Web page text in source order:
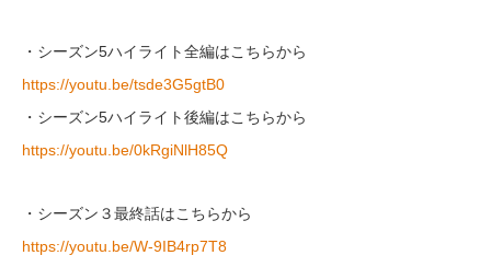
・シーズン5ハイライト全編はこちらから
https://youtu.be/tsde3G5gtB0
・シーズン5ハイライト後編はこちらから
https://youtu.be/0kRgiNlH85Q
・シーズン３最終話はこちらから
https://youtu.be/W-9IB4rp7T8